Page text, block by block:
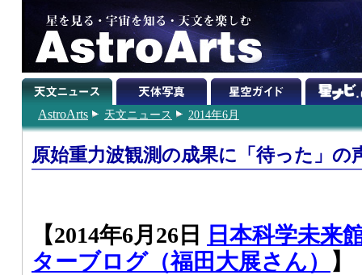
AstroArts 天文ニュース 2014年6月
原始重力波観測の成果に「待った」の
【2014年6月26日
日本科学未来
ターブログ（福田大展さん）
】